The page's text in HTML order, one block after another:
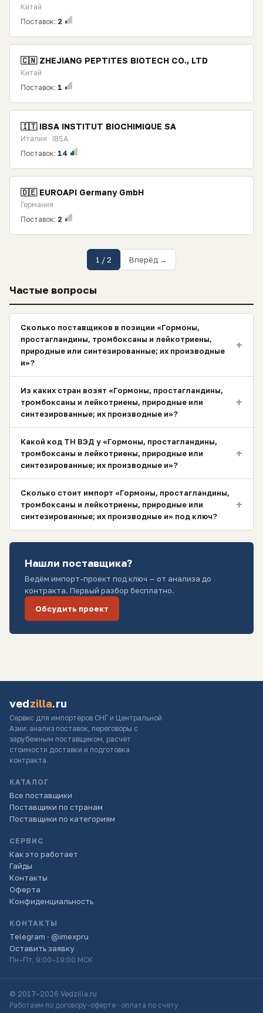
Китай
Поставок: 2
🇨🇳 ZHEJIANG PEPTITES BIOTECH CO., LTD
Китай
Поставок: 1
🇮🇹 IBSA INSTITUT BIOCHIMIQUE SA
Италия · IBSA
Поставок: 14
🇩🇪 EUROAPI Germany GmbH
Германия
Поставок: 2
1 / 2 Вперёд →
Частые вопросы
Сколько поставщиков в позиции «Гормоны,
простагландины, тромбоксаны и лейкотриены,
природные или синтезированные; их производные
и»?
+
Из каких стран возят «Гормоны, простагландины,
тромбоксаны и лейкотриены, природные или
синтезированные; их производные и»?
+
Какой код ТН ВЭД у «Гормоны, простагландины,
тромбоксаны и лейкотриены, природные или
синтезированные; их производные и»?
+
Сколько стоит импорт «Гормоны, простагландины,
тромбоксаны и лейкотриены, природные или
синтезированные; их производные и» под ключ?
+
Нашли поставщика?
Ведём импорт-проект под ключ — от анализа до
контракта. Первый разбор бесплатно.
Обсудить проект
vedzilla.ru
Сервис для импортёров СНГ и Центральной
Азии: анализ поставок, переговоры с
зарубежным поставщиком, расчёт
стоимости доставки и подготовка
контракта.
КАТАЛОГ
Все поставщики
Поставщики по странам
Поставщики по категориям
СЕРВИС
Как это работает
Гайды
Контакты
Оферта
Конфиденциальность
КОНТАКТЫ
Telegram · @imexpru
Оставить заявку
Пн–Пт, 9:00–19:00 МСК
© 2017–2026 Vedzilla.ru
Работаем по договору-оферте · оплата по счёту